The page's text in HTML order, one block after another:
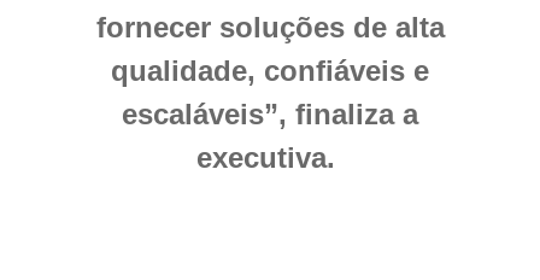
fornecer soluções de alta
qualidade, confiáveis e
escaláveis”, finaliza a
executiva.